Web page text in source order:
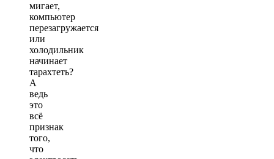
мигает,
компьютер
перезагружается
или
холодильник
начинает
тарахтеть?
А
ведь
это
всё
признак
того,
что